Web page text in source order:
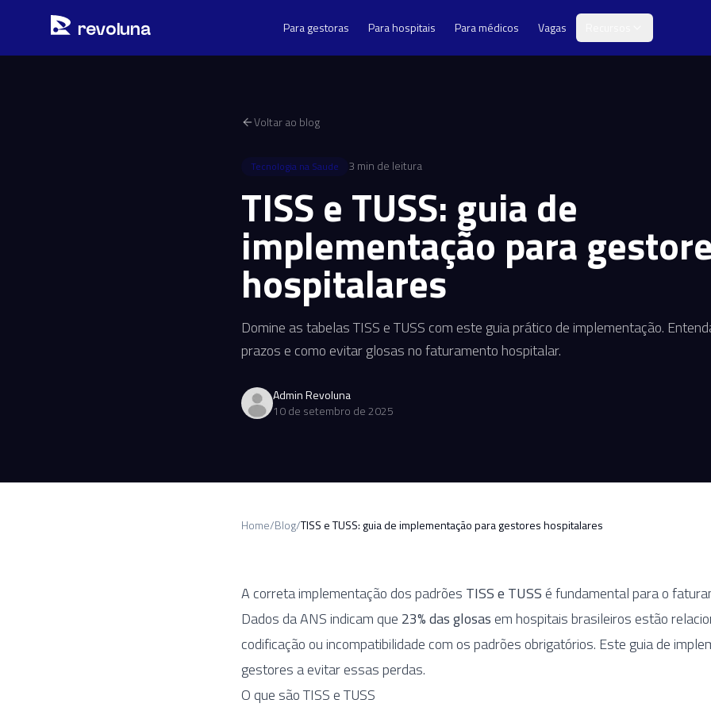
revoluna Para gestoras Para hospitais Para médicos Vagas
Voltar ao blog
Tecnologia na Saude 3 min de leitura
TISS e TUSS: guia de
implementação para
hospitalares
Domine as tabelas TISS e TUSS com este guia prático de implementação.
prazos e como evitar glosas no faturamento hospitalar.
Admin Revoluna
10 de setembro de 2025
Home/Blog/TISS e TUSS: guia de implementação para gestores hospitalares
A correta implementação dos padrões TISS e TUSSé fundamental para o
Dados da ANS indicam que 23% das glosasem hospitais brasileiros estão
codificação ou incompatibilidade com os padrões obrigatórios. Este guia de
gestores a evitar essas perdas.
O que são TISS e TUSS